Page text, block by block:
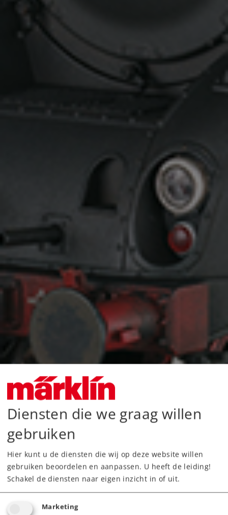
Diensten die we graag willen
gebruiken
Hier kunt u de diensten die wij op deze website willen
gebruiken beoordelen en aanpassen. U heeft de leiding!
Schakel de diensten naar eigen inzicht in of uit.
Marketing